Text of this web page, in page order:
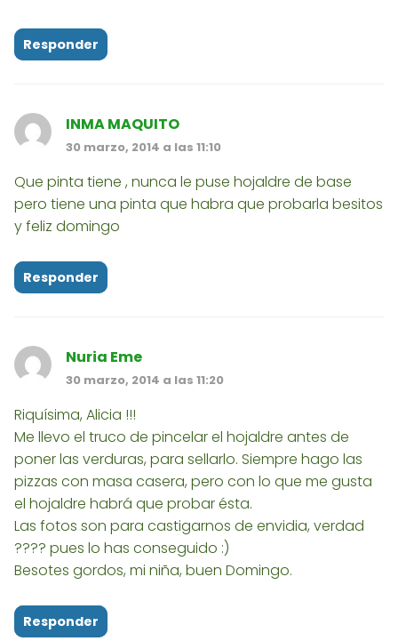
Responder
INMA MAQUITO
30 marzo, 2014 a las 11:10
Que pinta tiene , nunca le puse hojaldre de base
pero tiene una pinta que habra que probarla besitos
y feliz domingo
Responder
Nuria Eme
30 marzo, 2014 a las 11:20
Riquísima, Alicia !!!
Me llevo el truco de pincelar el hojaldre antes de
poner las verduras, para sellarlo. Siempre hago las
pizzas con masa casera, pero con lo que me gusta
el hojaldre habrá que probar ésta.
Las fotos son para castigarnos de envidia, verdad
???? pues lo has conseguido :)
Besotes gordos, mi niña, buen Domingo.
Responder